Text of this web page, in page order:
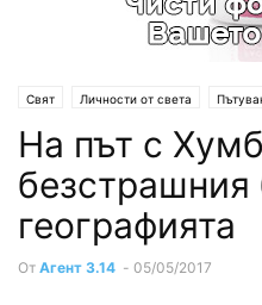
Свят Личности от света
Приключения
На път с
географията
От Агент 3.14 - 05/05/2017